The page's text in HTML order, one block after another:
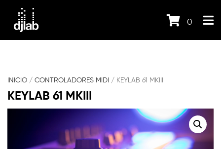
0
INICIO / CONTROLADORES MIDI / KEYLAB 61 MKIII
KEYLAB 61 MKIII